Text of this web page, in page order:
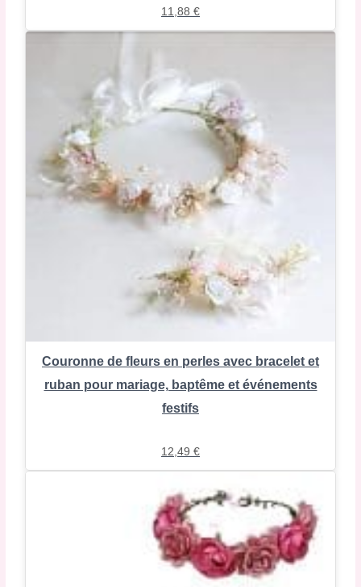
11,88 €
Couronne de fleurs en perles avec bracelet et
ruban pour mariage, baptême et événements
festifs
12,49 €